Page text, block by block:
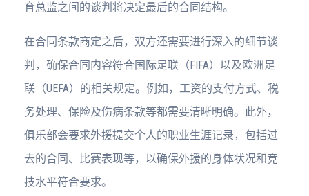
育总监之间的谈判将决定最后的合同结构。
在合同条款商定之后，双方还需要进行深入的细节谈
判，确保合同内容符合国际足联（FIFA）以及欧洲足
联（UEFA）的相关规定。例如，工资的支付方式、税
务处理、保险及伤病条款等都需要清晰明确。此外，
俱乐部会要求外援提交个人的职业生涯记录，包括过
去的合同、比赛表现等，以确保外援的身体状况和竞
技水平符合要求。